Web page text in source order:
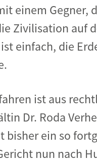
einem Gegner,
Zivilisation auf
einfach, die
ist aus
Dr. Roda
bisher ein so
nun nach